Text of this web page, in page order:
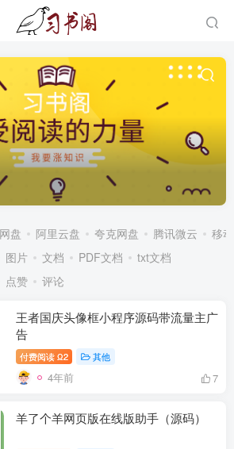
盘 阿里云盘 夸克网盘 腾讯微云
移
图片 文档 PDF文档
txt文档
点赞 评论
王者国庆头像框小程序源码带流量主广
告
付费阅读 Ω2 其他
4年前 7
羊了个羊网页版在线版助手（源码）